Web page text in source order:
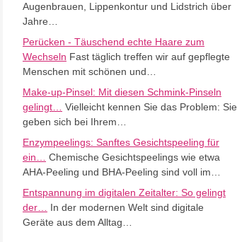
Augenbrauen, Lippenkontur und Lidstrich über
Jahre…
Perücken - Täuschend echte Haare zum
Wechseln Fast täglich treffen wir auf gepflegte
Menschen mit schönen und…
Make-up-Pinsel: Mit diesen Schmink-Pinseln
gelingt…
Vielleicht kennen Sie das Problem: Sie
geben sich bei Ihrem…
Enzympeelings: Sanftes Gesichtspeeling für
ein…
Chemische Gesichtspeelings wie etwa
AHA-Peeling und BHA-Peeling sind voll im…
Entspannung im digitalen Zeitalter: So gelingt
der…
In der modernen Welt sind digitale
Geräte aus dem Alltag…